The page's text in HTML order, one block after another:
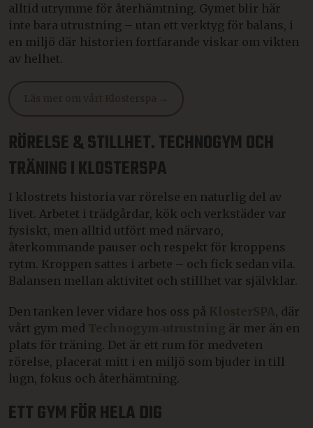
alltid utrymme för återhämtning. Gymet blir här
inte bara utrustning – utan ett verktyg för balans, i
en miljö där historien fortfarande viskar om vikten
av helhet.
RÖRELSE & STILLHET. TECHNOGYM OCH
TRÄNING I KLOSTERSPA
I klostrets historia var rörelse en naturlig del av
livet. Arbetet i trädgårdar, kök och verkstäder var
fysiskt, men alltid utfört med närvaro,
återkommande pauser och respekt för kroppens
rytm. Kroppen sattes i arbete – och fick sedan vila.
Balansen mellan aktivitet och stillhet var självklar.
Den tanken lever vidare hos oss på KlosterSPA, där
vårt gym med Technogym‑utrustnin g är mer än en
plats för träning. Det är ett rum för medveten
rörelse, placerat mitt i en miljö som bjuder in till
lugn, fokus och återhämtning.
ETT GYM FÖR HELA DIG